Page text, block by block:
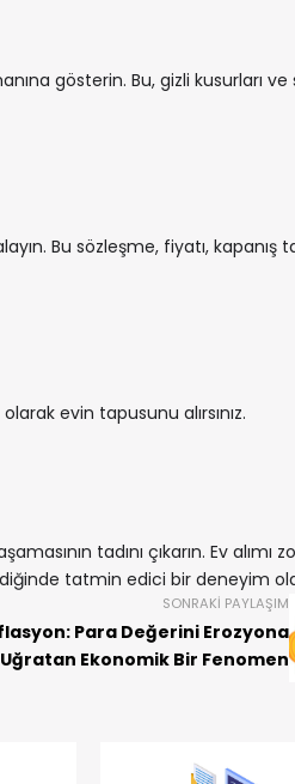
gösterin. Bu, gizli kusurları ve
Bu sözleşme, fiyatı, kapanış
evin tapusunu alırsınız.
tadını çıkarın. Ev alımı
tatmin edici bir deneyim
SONRAKI PAYLAŞIM
Para Değerini Erozyona
Uğratan Ekonomik Bir Fenomen